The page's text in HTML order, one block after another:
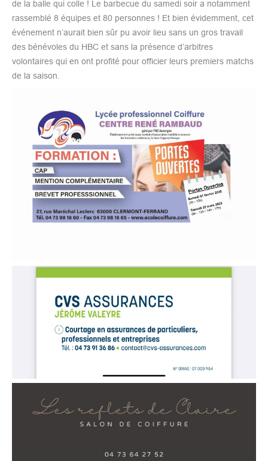
de la balle qui colle ! Le barbecue du samedi soir a notamment
rassemblé 8 équipes et 80 personnes ! Et bien évidemment, cet
événement n’aurait bien sûr pu avoir lieu sans un gros travail
des bénévoles du HBC et sans la présence d’arbitres
volontaires qui en ont profité pour officier leurs premiers matchs
de la saison.